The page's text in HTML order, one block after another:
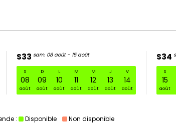
S33 sam. 08 août - 15 août
S
08
août
D
09
août
L
10
août
M
11
août
M
12
août
J
13
août
V
14
août
S34
S
15
août
S32 sam. 01 août - 08 août
: Disponible Non disponible